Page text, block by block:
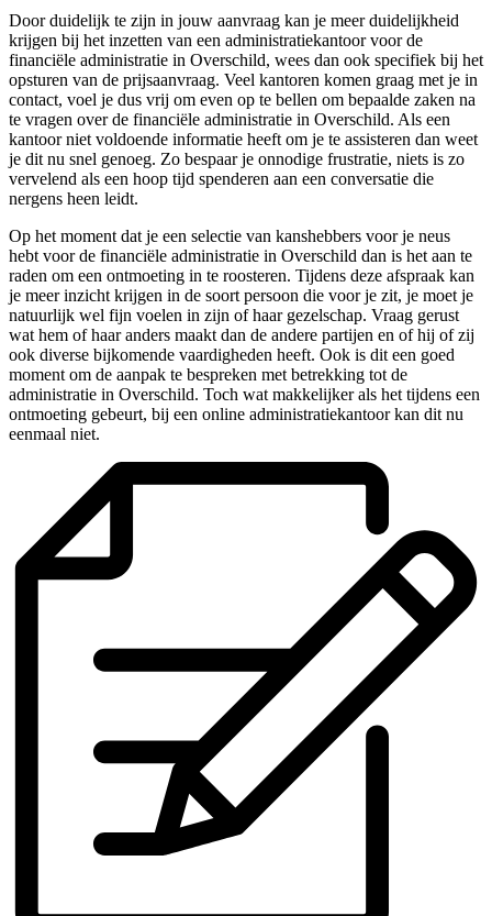
Door duidelijk te zijn in jouw aanvraag kan je meer duidelijkheid
krijgen bij het inzetten van een administratiekantoor voor de
financiële administratie in Overschild, wees dan ook specifiek bij het
opsturen van de prijsaanvraag. Veel kantoren komen graag met je in
contact, voel je dus vrij om even op te bellen om bepaalde zaken na
te vragen over de financiële administratie in Overschild. Als een
kantoor niet voldoende informatie heeft om je te assisteren dan weet
je dit nu snel genoeg. Zo bespaar je onnodige frustratie, niets is zo
vervelend als een hoop tijd spenderen aan een conversatie die
nergens heen leidt.
Op het moment dat je een selectie van kanshebbers voor je neus
hebt voor de financiële administratie in Overschild dan is het aan te
raden om een ontmoeting in te roosteren. Tijdens deze afspraak kan
je meer inzicht krijgen in de soort persoon die voor je zit, je moet je
natuurlijk wel fijn voelen in zijn of haar gezelschap. Vraag gerust
wat hem of haar anders maakt dan de andere partijen en of hij of zij
ook diverse bijkomende vaardigheden heeft. Ook is dit een goed
moment om de aanpak te bespreken met betrekking tot de
administratie in Overschild. Toch wat makkelijker als het tijdens een
ontmoeting gebeurt, bij een online administratiekantoor kan dit nu
eenmaal niet.